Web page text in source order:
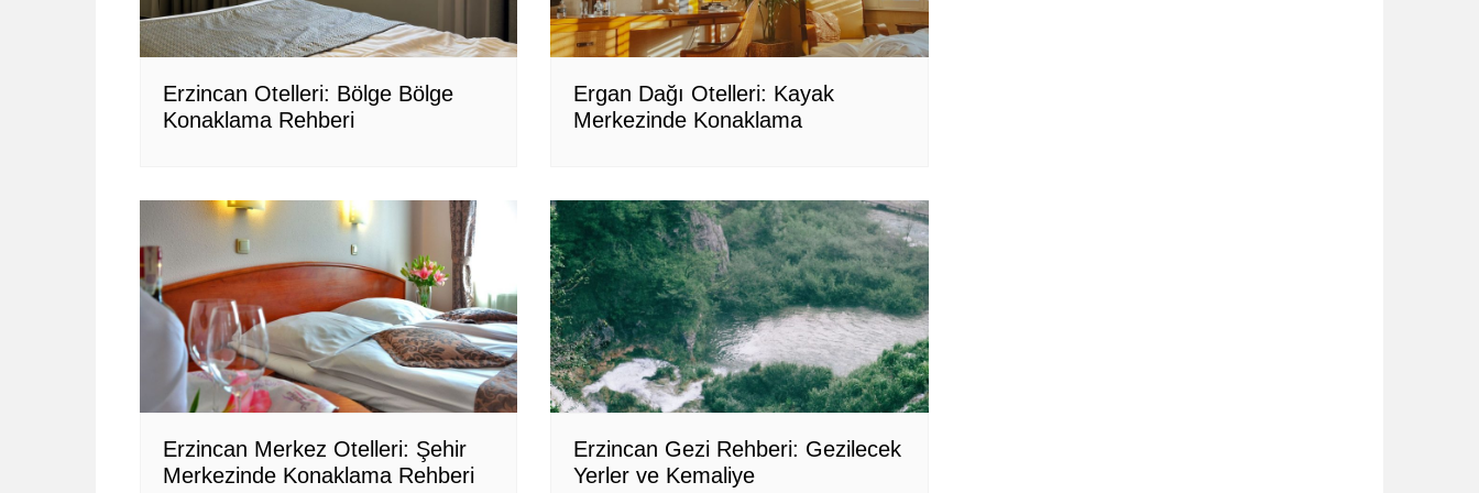
Erzincan Otelleri: Bölge Bölge
Konaklama Rehberi
Ergan Dağı Otelleri: Kayak
Merkezinde Konaklama
Erzincan Merkez Otelleri: Şehir
Merkezinde Konaklama Rehberi
Erzincan Gezi Rehberi: Gezilecek
Yerler ve Kemaliye